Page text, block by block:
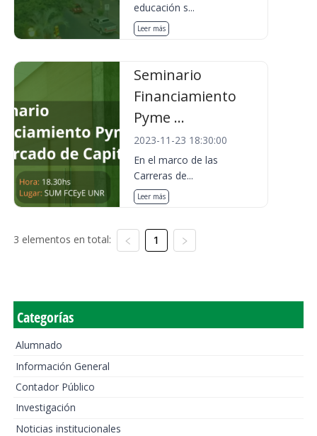
educación s...
Leer más
Seminario
Financiamiento
Pyme ...
2023-11-23 18:30:00
En el marco de las
Carreras de...
Leer más
3 elementos en total: 1
Categorías
Alumnado
Información General
Contador Público
Investigación
Noticias institucionales